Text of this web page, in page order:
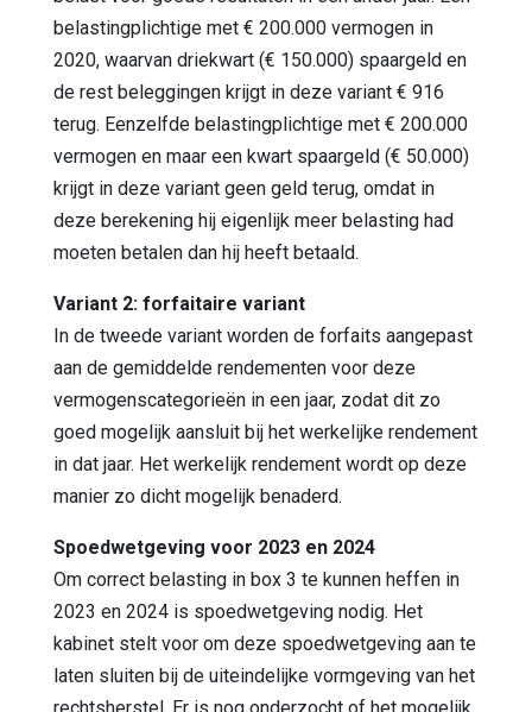
belastingplichtige met € 200.000 vermogen in
2020, waarvan driekwart (€ 150.000) spaargeld en
de rest beleggingen krijgt in deze variant € 916
terug. Eenzelfde belastingplichtige met € 200.000
vermogen en maar een kwart spaargeld (€ 50.000)
krijgt in deze variant geen geld terug, omdat in
deze berekening hij eigenlijk meer belasting had
moeten betalen dan hij heeft betaald.
Variant 2: forfaitaire variant
In de tweede variant worden de forfaits aangepast
aan de gemiddelde rendementen voor deze
vermogenscategorieën in een jaar, zodat dit zo
goed mogelijk aansluit bij het werkelijke rendement
in dat jaar. Het werkelijk rendement wordt op deze
manier zo dicht mogelijk benaderd.
Spoedwetgeving voor 2023 en 2024
Om correct belasting in box 3 te kunnen heffen in
2023 en 2024 is spoedwetgeving nodig. Het
kabinet stelt voor om deze spoedwetgeving aan te
laten sluiten bij de uiteindelijke vormgeving van het